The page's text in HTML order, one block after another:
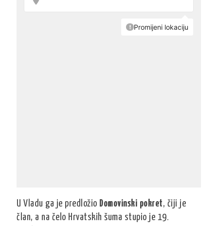
U Vladu ga je predložio Domovinski pokret, čiji je
član, a na čelo Hrvatskih šuma stupio je 19.